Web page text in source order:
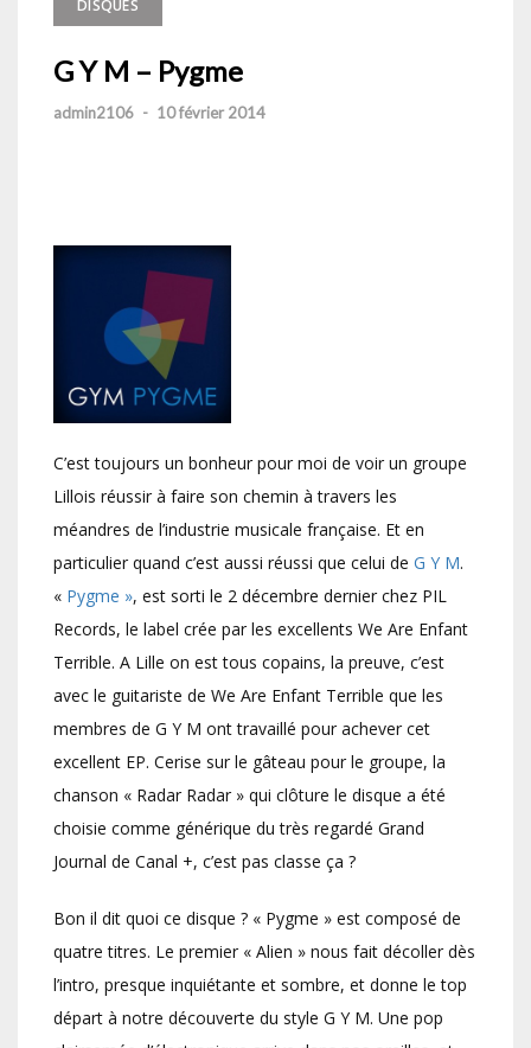
DISQUES
G Y M – Pygme
admin2106 - 10 février 2014
C’est toujours un bonheur pour moi de voir un groupe
Lillois réussir à faire son chemin à travers les
méandres de l’industrie musicale française. Et en
particulier quand c’est aussi réussi que celui de G Y M.
« Pygme », est sorti le 2 décembre dernier chez PIL
Records, le label crée par les excellents We Are Enfant
Terrible. A Lille on est tous copains, la preuve, c’est
avec le guitariste de We Are Enfant Terrible que les
membres de G Y M ont travaillé pour achever cet
excellent EP. Cerise sur le gâteau pour le groupe, la
chanson « Radar Radar » qui clôture le disque a été
choisie comme générique du très regardé Grand
Journal de Canal +, c’est pas classe ça ?
Bon il dit quoi ce disque ? « Pygme » est composé de
quatre titres. Le premier « Alien » nous fait décoller dès
l’intro, presque inquiétante et sombre, et donne le top
départ à notre découverte du style G Y M. Une pop